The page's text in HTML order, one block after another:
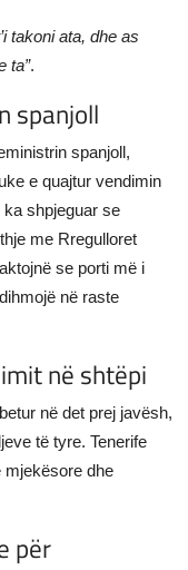
takoni ata, dhe as
ta”.
spanjoll
spanjoll,
e quajtur vendimin
ka shpjeguar se
me Rregulloret
se porti më i
në raste
në shtëpi
në det prej javësh,
të tyre. Tenerife
mjekësore dhe
për